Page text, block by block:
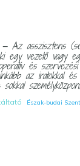
— Az asszisztens
egy vezető vagy
és szervezési
az iratokkal és
Észak-budai